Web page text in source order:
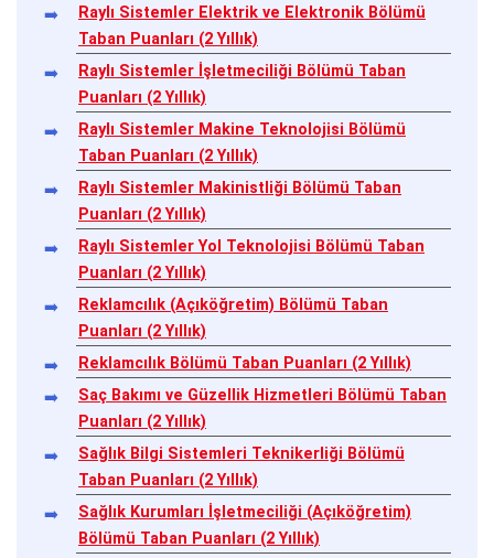
Raylı Sistemler Elektrik ve Elektronik Bölümü
Taban Puanları (2 Yıllık)
Raylı Sistemler İşletmeciliği Bölümü Taban
Puanları (2 Yıllık)
Raylı Sistemler Makine Teknolojisi Bölümü
Taban Puanları (2 Yıllık)
Raylı Sistemler Makinistliği Bölümü Taban
Puanları (2 Yıllık)
Raylı Sistemler Yol Teknolojisi Bölümü Taban
Puanları (2 Yıllık)
Reklamcılık (Açıköğretim) Bölümü Taban
Puanları (2 Yıllık)
Reklamcılık Bölümü Taban Puanları (2 Yıllık)
Saç Bakımı ve Güzellik Hizmetleri Bölümü Taban
Puanları (2 Yıllık)
Sağlık Bilgi Sistemleri Teknikerliği Bölümü
Taban Puanları (2 Yıllık)
Sağlık Kurumları İşletmeciliği (Açıköğretim)
Bölümü Taban Puanları (2 Yıllık)